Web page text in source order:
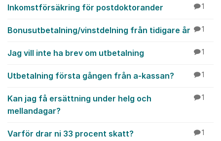
Inkomstförsäkring för postdoktorander 1
Bonusutbetalning/vinstdelning från tidigare år 1
Jag vill inte ha brev om utbetalning 1
Utbetalning första gången från a-kassan? 1
Kan jag få ersättning under helg och
mellandagar?
1
Varför drar ni 33 procent skatt? 1